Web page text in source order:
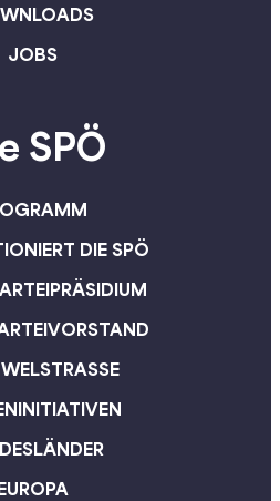
und
JOBS
SPÖ
DIE SPÖ